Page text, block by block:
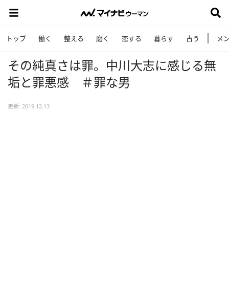
トップ 働く 整える 磨く 恋する 暮らす 占う メ
その純真さは罪。中川大志に感じる無
垢と罪悪感 ＃罪な男
更新: 2019.12.13